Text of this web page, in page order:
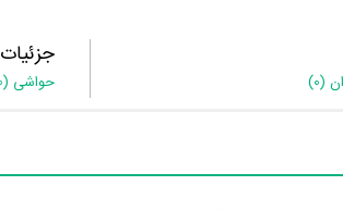
(0)
جزئیات
حواشی (0)